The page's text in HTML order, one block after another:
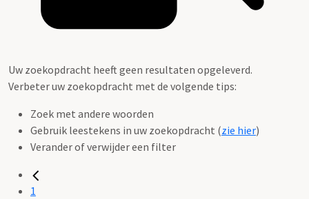
Uw zoekopdracht heeft geen resultaten opgeleverd.
Verbeter uw zoekopdracht met de volgende tips:
Zoek met andere woorden
Gebruik leestekens in uw zoekopdracht (zie hier)
Verander of verwijder een filter
1